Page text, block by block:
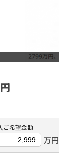
ご希望金額
万円